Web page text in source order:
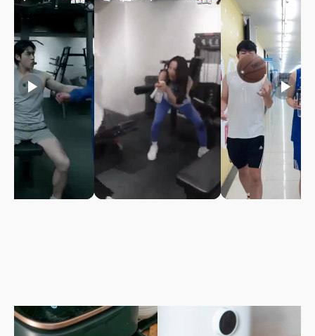
play_arrow play_arrow play_arrow